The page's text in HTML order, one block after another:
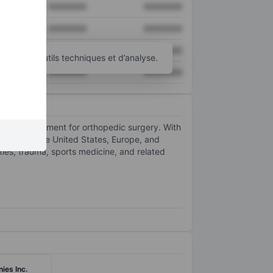
XXXXXXX XXXXXXX
d’autres outils techniques et d’analyse.
equipment for orthopedic surgery. With
in the United States, Europe, and
trauma, sports medicine, and related
Inc.